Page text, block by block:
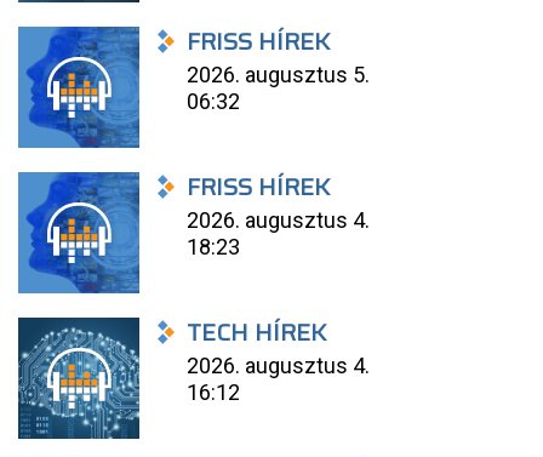
FRISS HÍREK
2026. augusztus 5.
06:32
FRISS HÍREK
2026. augusztus 4.
18:23
TECH HÍREK
2026. augusztus 4.
16:12